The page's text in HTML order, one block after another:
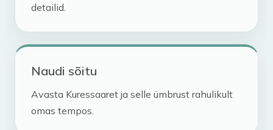
detailid.
Naudi sõitu
Avasta Kuressaaret ja selle ümbrust rahulikult
omas tempos.